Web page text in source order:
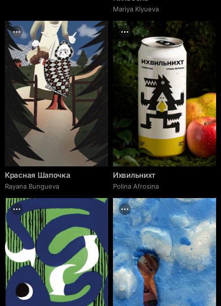
Mariya Klyueva
Красная Шапочка
Rayana Bungueva
Ихвильнихт
Polina Afrosina